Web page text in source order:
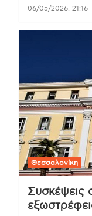
06/05/2026, 21:16
Θεσσαλονίκη
Συσκέψεις